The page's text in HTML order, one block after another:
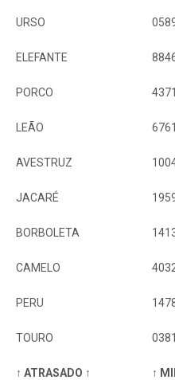
URSO
ELEFANTE
PORCO 4371
LEÃO 6761
AVESTRUZ
JACARÉ
BORBOLETA
CAMELO
PERU
TOURO 0381
↑ ATRASADO ↑ ↑